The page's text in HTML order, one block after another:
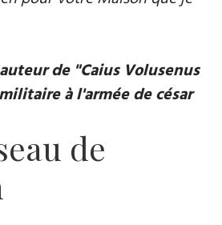
de "Caius Volusenus
à l'armée de césar
de